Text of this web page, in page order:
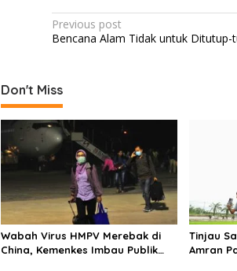
e
b
k
itt
er
at
s
p
ar
e
P
o
t
n
a
v
i
g
a
t
Previous post
Bencana Alam Tidak untuk Ditutup-
Don't Miss
Wabah Virus HMPV Merebak di
China, Kemenkes Imbau Publik
Tinjau
Amran